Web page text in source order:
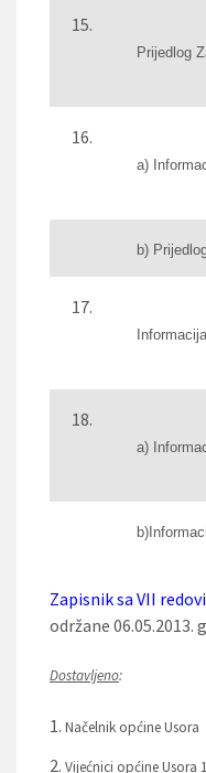
Prijedlog
a)
b)
a)
Zapisnik sa VII
održane 06.05.2013.
Dostavljeno:
Načelnik
Vijećnici